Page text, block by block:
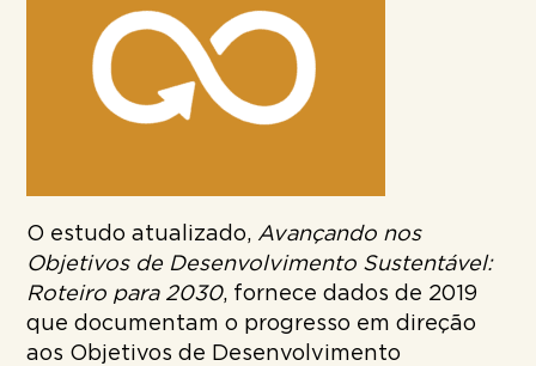
O estudo atualizado, Avançando nos
Objetivos de Desenvolvimento Sustentável:
Roteiro para 2030, fornece dados de 2019
que documentam o progresso em direção
aos Objetivos de Desenvolvimento